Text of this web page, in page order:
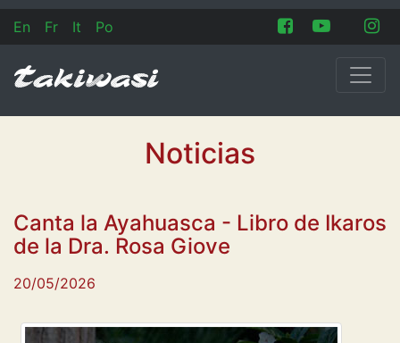
En Fr It Po
Noticias
Canta la Ayahuasca - Libro de Ikaros
de la Dra. Rosa Giove
20/05/2026